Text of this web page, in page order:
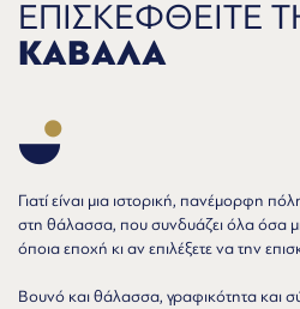
ΕΠΙΣΚΕΦΘΕΙΤΕ
ΚΑΒΑΛΑ
Γιατί είναι μια ιστορική, πανέμορφη
στη θάλασσα, που συνδυάζει όλα όσα
όποια εποχή κι αν επιλέξετε να την
Βουνό και θάλασσα, γραφικότητα και